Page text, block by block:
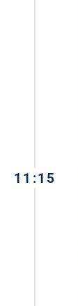
11:15